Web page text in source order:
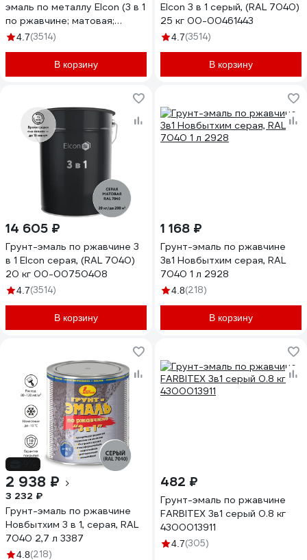
эмаль по металлу Elcon (3 в 1
по ржавчине; матовая;
серая; 10 кг) 00-00462656
4.7(3514)
В корзину
Elcon 3 в 1 серый, (RAL 7040)
25 кг 00-00461443
4.7(3514)
В корзину
14 605 ₽
Грунт-эмаль по ржавчине 3
в 1 Elcon серая, (RAL 7040)
20 кг 00-00750408
4.7(3514)
В корзину
1 168 ₽
Грунт-эмаль по ржавчине
3в1 Новбытхим серая, RAL
7040 1 л 2928
4.8(218)
В корзину
2 938 ₽
3 232 ₽
Грунт-эмаль по ржавчине
Новбытхим 3 в 1, серая, RAL
7040 2,7 л 3387
4.8(218)
482 ₽
Грунт-эмаль по ржавчине
FARBITEX 3в1 серый 0.8 кг
4300013911
4.7(305)